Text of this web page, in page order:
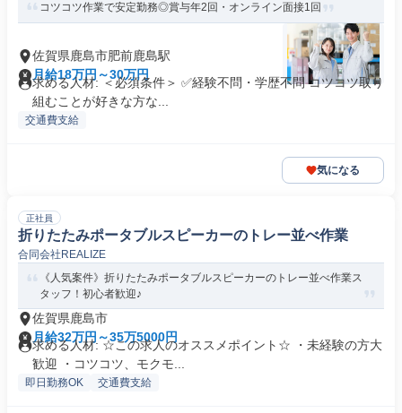
コツコツ作業で安定勤務◎賞与年2回・オンライン面接1回
佐賀県鹿島市肥前鹿島駅
月給18万円～30万円
求める人材: ＜必須条件＞ ✅経験不問・学歴不問 コツコツ取り
組むことが好きな方な...
交通費支給
気になる
正社員
折りたたみポータブルスピーカーのトレー並べ作業
合同会社REALIZE
《人気案件》折りたたみポータブルスピーカーのトレー並べ作業ス
タッフ！初心者歓迎♪
佐賀県鹿島市
月給32万円～35万5000円
求める人材: ☆この求人のオススメポイント☆ ・未経験の方大
歓迎 ・コツコツ、モクモ...
即日勤務OK 交通費支給